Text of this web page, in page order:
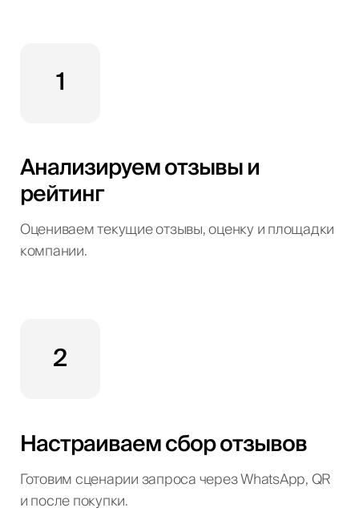
1
Анализируем отзывы и
рейтинг
Оцениваем текущие отзывы, оценку и площадки
компании.
2
Настраиваем сбор отзывов
Готовим сценарии запроса через WhatsApp, QR
и после покупки.